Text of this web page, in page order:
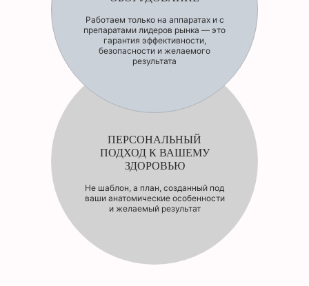
Работаем только на аппаратах и с
препаратами лидеров рынка — это
гарантия эффективности,
безопасности и желаемого
результата
ПЕРСОНАЛЬНЫЙ
ПОДХОД К ВАШЕМУ
ЗДОРОВЬЮ
Не шаблон, а план, созданный под
ваши анатомические особенности
и желаемый результат